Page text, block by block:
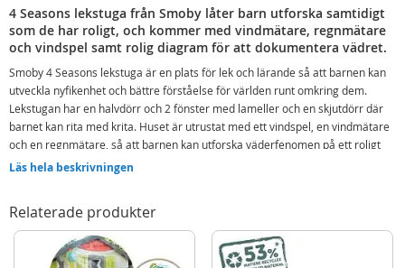
4 Seasons lekstuga från Smoby låter barn utforska samtidigt
som de har roligt, och kommer med vindmätare, regnmätare
och vindspel samt rolig diagram för att dokumentera vädret.
Smoby 4 Seasons lekstuga är en plats för lek och lärande så att barnen kan
utveckla nyfikenhet och bättre förståelse för världen runt omkring dem.
Lekstugan har en halvdörr och 2 fönster med lameller och en skjutdörr där
barnet kan rita med krita. Huset är utrustat med ett vindspel, en vindmätare
och en regnmätare, så att barnen kan utforska väderfenomen på ett roligt
sätt. Åt vilket håll blåser vinden? Hur mycket regn har det varit? Efter att ha
säsong, temperatur, regnnivå och dagens väder. Smoby lekstuga är gjord för
att hålla länge, med en stabil struktur i UV-behandlade material som tål det
mesta av väder och vind.
Läs hela beskrivningen
Relaterade produkter